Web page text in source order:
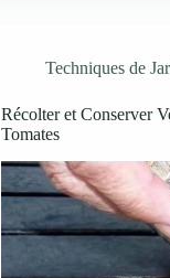
Techniques de
Récolter et Conserver
Tomates